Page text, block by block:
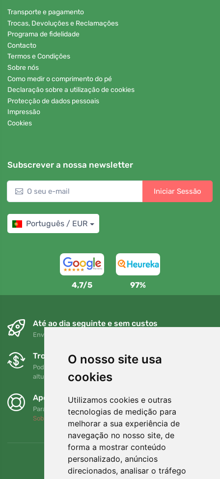
O nosso site usa
cookies
Utilizamos cookies e outras
tecnologias de medição para
melhorar a sua experiência de
navegação no nosso site, de
forma a mostrar conteúdo
personalizado, anúncios
direcionados, analisar o tráfego
Transporte e pagamento
Trocas, Devoluções e Reclamações
Programa de fidelidade
Contacto
Termos e Condições
Sobre nós
Como medir o comprimento do pé
Declaração sobre a utilização de cookies
Protecção de dados pessoais
Impressão
Cookies
Subscrever a nossa newsletter
Iniciar Sessão
Português / EUR
4,7/5 97%
Até ao dia seguinte e sem custos
Envio gratuito para encomendas superiores a 80 EUR
Trocas e devoluções gratuitas
Pode devolver ou trocar a sua encomenda em qualquer
altura no prazo de 90 dias
Apoiamos a Trees.org
Para cada encomenda plantamos uma árvore! Leia mais
Sobre nós